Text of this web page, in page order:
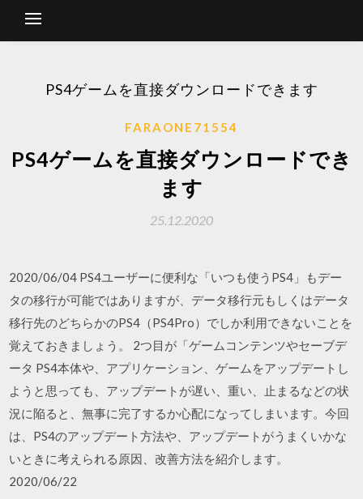
PS4ゲームを直接ダウンロードできます
FARAONE71554
PS4ゲームを直接ダウンロードでき
ます
25.12.2020
2020/06/04 PS4ユーザーに便利な「いつも使うPS4」もデー
タの移行が可能ではありますが、データ移行元もしくはデータ
移行先のどちらかのPS4（PS4Pro）でしか利用できないことを
覚えておきましょう。 2つ目が「ゲームコンテンツやセーブデ
ータ PS4本体や、アプリケーション、ゲームをアップデートし
ようと思っても、アップデートが遅い、重い、止まるなどの状
況に陥ると、無事に完了するか心配になってしまいます。今回
は、PS4のアップデート方法や、アップデートがうまくいかな
いときに考えられる原因、改善方法を紹介します。
2020/06/22